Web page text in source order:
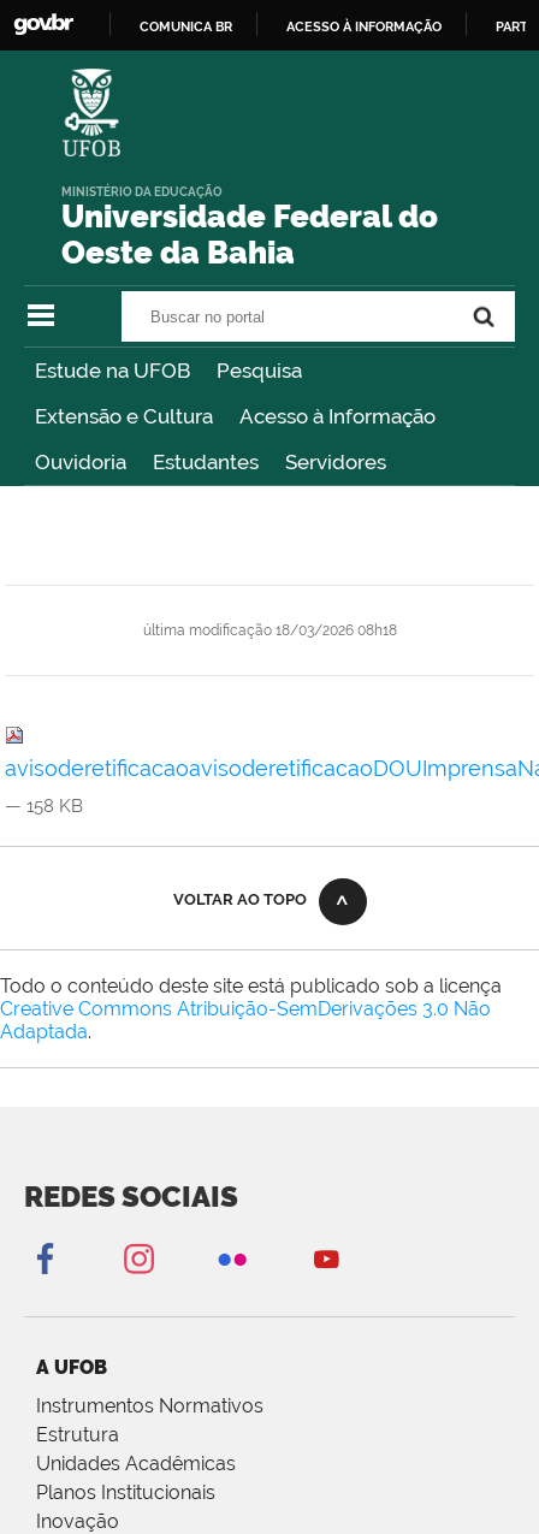
COMUNICA BR ACESSO À INFORMAÇÃO
Universidade Federal do
Oeste da Bahia
MINISTÉRIO DA EDUCAÇÃO
Estude na UFOB
Pesquisa
Extensão e Cultura
Acesso à Informação
Ouvidoria
Estudantes Servidores
última modificação18/03/2026 08h18
— 158 KB
VOLTAR AO TOPO
Todo o conteúdo deste site está publicado sob a licença
Creative Commons Atribuição-SemDerivações 3.0 Não
Adaptada.
REDES SOCIAIS
A UFOB
Instrumentos Normativos
Estrutura
Unidades Acadêmicas
Planos Institucionais
Inovação